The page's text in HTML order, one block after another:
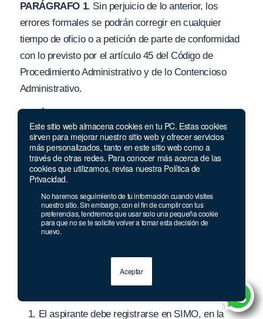
Este sitio web almacena cookies en tu PC. Estas cookies
sirven para mejorar nuestro sitio web y ofrecer servicios
más personalizados, tanto en este sitio web como a
través de otras redes. Para conocer más acerca de las
cookies que utilizamos, revisa nuestra Política de
Privacidad.
No haremos seguimiento de tu información cuando visites
nuestro sitio. Sin embargo, con el fin de cumplir con tus
preferencias, tendremos que usar solo una pequeña cookie
para que no se te solicite volver a tomar esta decisión de
nuevo.
Aceptar
PARÁGRAFO 1. Sin perjuicio de lo anterior, los
errores formales se podrán corregir en cualquier
tiempo de oficio o a petición de parte de conformidad
con lo previsto por el artículo 45 del Código de
Procedimiento Administrativo y de lo Contencioso
Administrativo.
PARÁGRAFO 2.
de los cuales se realicen aclaraciones, correcciones,
adiciones y/o modificaciones al Acuerdo de
Convocatoria, serán suscritos únicamente por el
Representante Legal de la Comisión Nacional del
Servicio Civil.
ARTÍCULO 14°. CONSIDERACIONES PREVIAS AL
PROCESO DE INSCRIPCIÓN.
tener en cuenta las siguientes consideraciones antes
de iniciar su proceso de inscripción
El aspirante debe registrarse en SIMO, en la